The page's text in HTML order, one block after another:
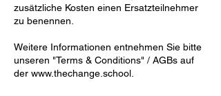
zusätzliche Kosten einen Ersatzteilnehmer
zu benennen.
Weitere Informationen entnehmen Sie bitte
unseren "Terms & Conditions" / AGBs auf
der www.thechange.school.